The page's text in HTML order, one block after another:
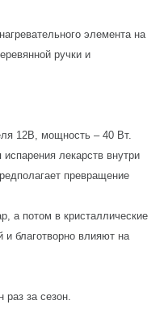
элемента на
ручки и
12В, мощность – 40 Вт.
лекарств внутри
превращение
а потом в кристаллические
и благотворно влияют на
раз за сезон.